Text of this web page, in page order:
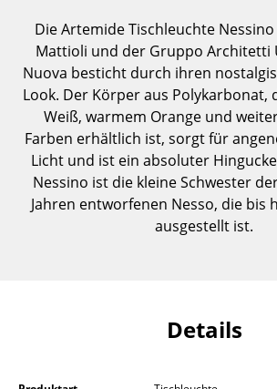
... alle Tische
Aufbewahren
Regale & Schränke
Bücherregale
Wandregale
Sideboards & Kommoden
Die Artemide Tischleuchte
Mattioli und der Gruppo Architetti
Nuova besticht durch ihren
Look. Der Körper aus Polykarbonat,
Weiß, warmem Orange und
Farben erhältlich ist, sorgt für
Licht und ist ein absoluter
Nessino ist die kleine Schwester
Jahren entworfenen Nesso, die bis
ausgestellt ist.
Details